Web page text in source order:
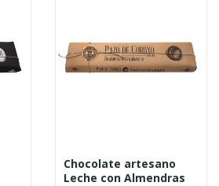
Chocolate artesano
Leche con Almendras